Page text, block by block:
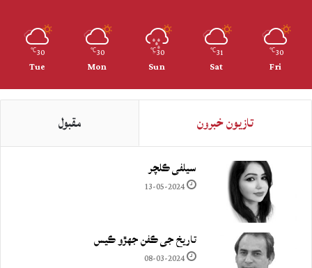
30
℃
Fri
31
℃
Sat
30
℃
Sun
30
℃
Mon
30
℃
Tue
تازيون خبرون مقبول
سيلفي ڪلچر
13-05-2024
تاريخ جي ڪفن جھڙو ڪيس
08-03-2024